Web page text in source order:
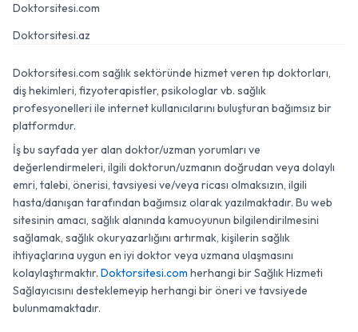
Doktorsitesi.com
Doktorsitesi.az
Doktorsitesi.com sağlık sektöründe hizmet veren tıp doktorları,
diş hekimleri, fizyoterapistler, psikologlar vb. sağlık
profesyonelleri ile internet kullanıcılarını buluşturan bağımsız bir
platformdur.
İş bu sayfada yer alan doktor/uzman yorumları ve
değerlendirmeleri, ilgili doktorun/uzmanın doğrudan veya dolaylı
emri, talebi, önerisi, tavsiyesi ve/veya ricası olmaksızın, ilgili
hasta/danışan tarafından bağımsız olarak yazılmaktadır. Bu web
sitesinin amacı, sağlık alanında kamuoyunun bilgilendirilmesini
sağlamak, sağlık okuryazarlığını artırmak, kişilerin sağlık
ihtiyaçlarına uygun en iyi doktor veya uzmana ulaşmasını
kolaylaştırmaktır. Doktorsitesi.com herhangi bir Sağlık Hizmeti
Sağlayıcısını desteklemeyip herhangi bir öneri ve tavsiyede
bulunmamaktadır.